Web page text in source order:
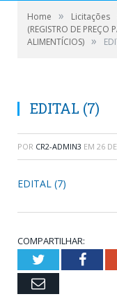
Home » Licitações
(REGISTRO DE PREÇO
ALIMENTÍCIOS) »
EDITAL (7)
POR CR2-ADMIN3 EM 26
EDITAL (7)
COMPARTILHAR:
Twitter
Email